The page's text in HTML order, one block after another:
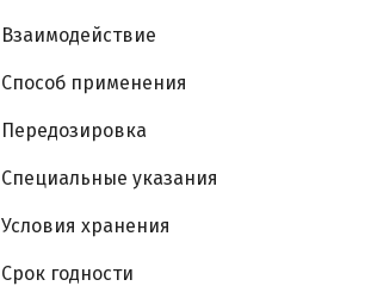
Взаимодействие
Способ применения
Передозировка
Специальные указания
Условия хранения
Срок годности